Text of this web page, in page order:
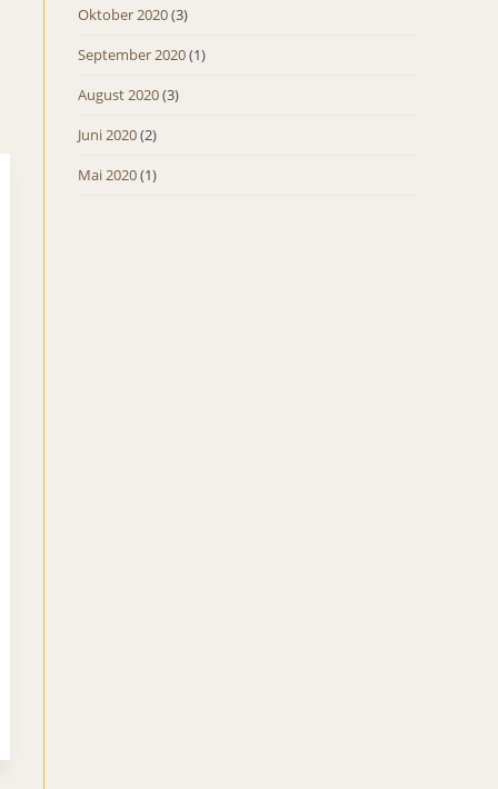
Oktober 2020(3)
September 2020(1)
August 2020(3)
Juni 2020(2)
Mai 2020(1)